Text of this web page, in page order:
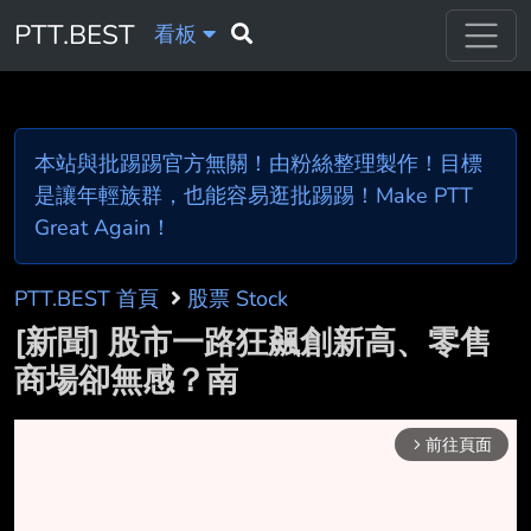
PTT.BEST 看板
本站與批踢踢官方無關！由粉絲整理製作！目標
是讓年輕族群，也能容易逛批踢踢！Make PTT
Great Again！
PTT.BEST 首頁 股票 Stock
[新聞] 股市一路狂飆創新高、零售
商場卻無感？南
arrow_forward_ios 前往頁面